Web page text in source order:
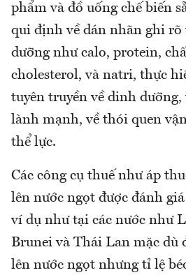
phẩm và đồ uống chế biến
qui định về dán nhãn ghi
dưỡng như calo, protein,
cholesterol, và natri, thực
tuyên truyền về dinh dưỡng,
lành mạnh, về thói quen
thể lực.
Các công cụ thuế như áp
lên nước ngọt được đánh
ví dụ như tại các nước như
Brunei và Thái Lan mặc dù
lên nước ngọt nhưng tỉ lệ